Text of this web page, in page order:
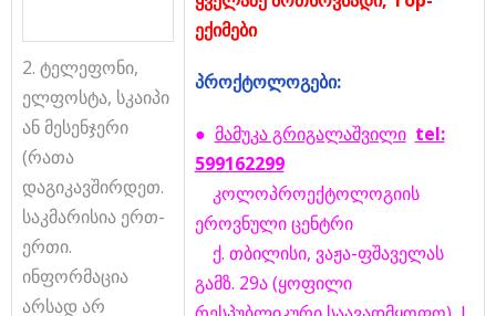
2. ტელეფონი,
ელფოსტა, სკაიპი
ან მესენჯერი
(რათა
დაგიკავშირდეთ.
საკმარისია ერთ-
ერთი.
ინფორმაცია
არსად არ
ექიმები
პროქტოლოგები:
● მამუკა გრიგალაშვილი tel:
599162299
კოლოპროექტოლოგიის
ეროვნული ცენტრი
ქ. თბილისი, ვაჟა-ფშაველას
გამზ. 29ა (ყოფილი